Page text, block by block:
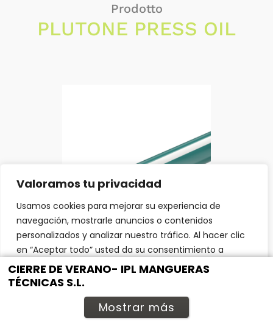
Valoramos tu privacidad
Usamos cookies para mejorar su experiencia de
navegación, mostrarle anuncios o contenidos
personalizados y analizar nuestro tráfico. Al hacer clic
en “Aceptar todo” usted da su consentimiento a
nuestro uso de las cookies.
Rechazar todo Aceptar todo
Prodotto
PLUTONE PRESS OIL
Prodotto
PLUTONE PRESS
CHEMICAL
CIERRE DE VERANO- IPL MANGUERAS
TÉCNICAS S.L.
Mostrar más